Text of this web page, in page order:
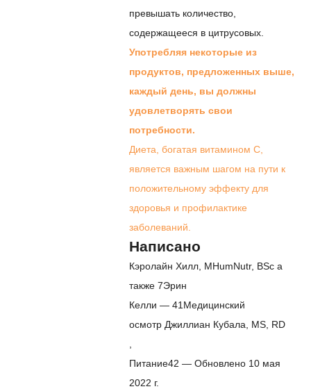
превышать количество,
содержащееся в цитрусовых.
Употребляя некоторые из
продуктов, предложенных выше,
каждый день, вы должны
удовлетворять свои
потребности.
Диета, богатая витамином С,
является важным шагом на пути к
положительному эффекту для
здоровья и профилактике
заболеваний.
Написано
Кэролайн Хилл, MHumNutr, BScа
также 7Эрин
Келли — 41 Медицинский
осмотр Джиллиан Кубала, MS, RD
Питание42 — Обновлено 10 мая
2022 г.